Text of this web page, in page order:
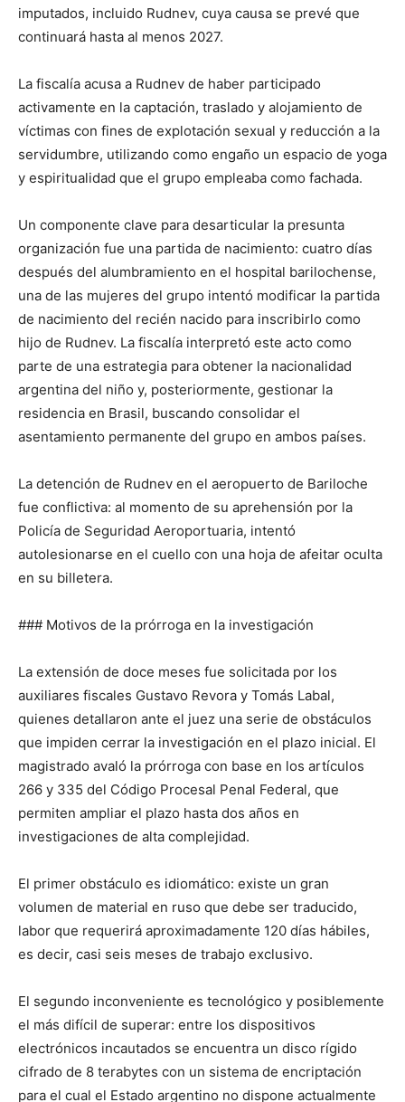
imputados, incluido Rudnev, cuya causa se prevé que
continuará hasta al menos 2027.
La fiscalía acusa a Rudnev de haber participado
activamente en la captación, traslado y alojamiento de
víctimas con fines de explotación sexual y reducción a la
servidumbre, utilizando como engaño un espacio de yoga
y espiritualidad que el grupo empleaba como fachada.
Un componente clave para desarticular la presunta
organización fue una partida de nacimiento: cuatro días
después del alumbramiento en el hospital barilochense,
una de las mujeres del grupo intentó modificar la partida
de nacimiento del recién nacido para inscribirlo como
hijo de Rudnev. La fiscalía interpretó este acto como
parte de una estrategia para obtener la nacionalidad
argentina del niño y, posteriormente, gestionar la
residencia en Brasil, buscando consolidar el
asentamiento permanente del grupo en ambos países.
La detención de Rudnev en el aeropuerto de Bariloche
fue conflictiva: al momento de su aprehensión por la
Policía de Seguridad Aeroportuaria, intentó
autolesionarse en el cuello con una hoja de afeitar oculta
en su billetera.
### Motivos de la prórroga en la investigación
La extensión de doce meses fue solicitada por los
auxiliares fiscales Gustavo Revora y Tomás Labal,
quienes detallaron ante el juez una serie de obstáculos
que impiden cerrar la investigación en el plazo inicial. El
magistrado avaló la prórroga con base en los artículos
266 y 335 del Código Procesal Penal Federal, que
permiten ampliar el plazo hasta dos años en
investigaciones de alta complejidad.
El primer obstáculo es idiomático: existe un gran
volumen de material en ruso que debe ser traducido,
labor que requerirá aproximadamente 120 días hábiles,
es decir, casi seis meses de trabajo exclusivo.
El segundo inconveniente es tecnológico y posiblemente
el más difícil de superar: entre los dispositivos
electrónicos incautados se encuentra un disco rígido
cifrado de 8 terabytes con un sistema de encriptación
para el cual el Estado argentino no dispone actualmente